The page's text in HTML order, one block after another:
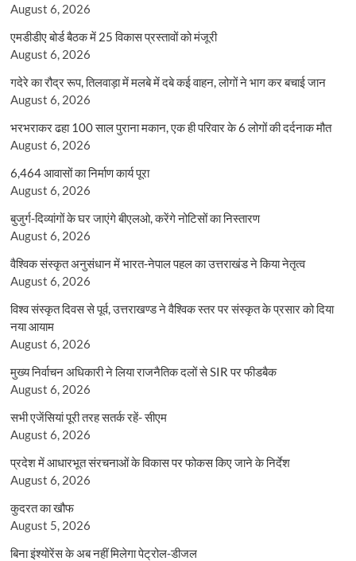
August 6, 2026
एमडीडीए बोर्ड बैठक में 25 विकास प्रस्तावों को मंजूरी
August 6, 2026
गदेरे का रौद्र रूप, तिलवाड़ा में मलबे में दबे कई वाहन, लोगों ने भाग कर बचाई जान
August 6, 2026
भरभराकर ढहा 100 साल पुराना मकान, एक ही परिवार के 6 लोगों की दर्दनाक मौत
August 6, 2026
6,464 आवासों का निर्माण कार्य पूरा
August 6, 2026
बुजुर्ग-दिव्यांगों के घर जाएंगे बीएलओ, करेंगे नोटिसों का निस्तारण
August 6, 2026
वैश्विक संस्कृत अनुसंधान में भारत-नेपाल पहल का उत्तराखंड ने किया नेतृत्व
August 6, 2026
विश्व संस्कृत दिवस से पूर्व, उत्तराखण्ड ने वैश्विक स्तर पर संस्कृत के प्रसार को दिया
नया आयाम
August 6, 2026
मुख्य निर्वाचन अधिकारी ने लिया राजनैतिक दलों से SIR पर फीडबैक
August 6, 2026
सभी एजेंसियां पूरी तरह सतर्क रहें- सीएम
August 6, 2026
प्रदेश में आधारभूत संरचनाओं के विकास पर फोकस किए जाने के निर्देश
August 6, 2026
कुदरत का खौफ
August 5, 2026
बिना इंश्योरेंस के अब नहीं मिलेगा पेट्रोल-डीजल